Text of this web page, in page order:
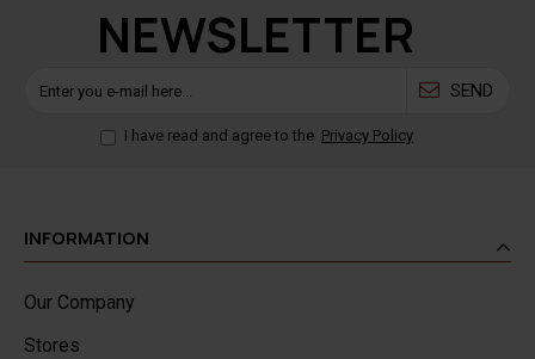
NEWSLETTER
SEND
I have read and agree to the Privacy Policy
INFORMATION
Our Company
Stores